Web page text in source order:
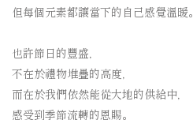
但每個元素都讓當下的自己感覺溫暖。
也許節日的豐盛，
不在於禮物堆疊的高度，
而在於我們依然能從大地的供給中，
感受到季節流轉的恩賜。